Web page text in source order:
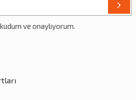
ve onaylıyorum.